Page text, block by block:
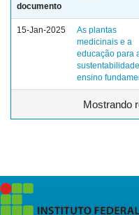
documento
15-Jan-2025
As plantas
medicinais e a
educação para
ensino
Mostrando